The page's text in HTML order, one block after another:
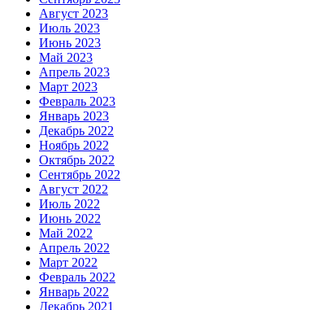
Август 2023
Июль 2023
Июнь 2023
Май 2023
Апрель 2023
Март 2023
Февраль 2023
Январь 2023
Декабрь 2022
Ноябрь 2022
Октябрь 2022
Сентябрь 2022
Август 2022
Июль 2022
Июнь 2022
Май 2022
Апрель 2022
Март 2022
Февраль 2022
Январь 2022
Декабрь 2021